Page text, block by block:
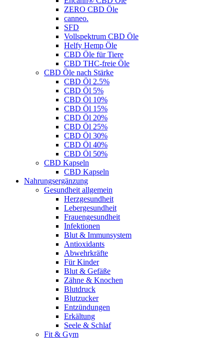
ZERO CBD Öle
canneo.
SFD
Vollspektrum CBD Öle
Helfy Hemp Öle
CBD Öle für Tiere
CBD THC-freie Öle
CBD Öle nach Stärke
CBD Öl 2.5%
CBD Öl 5%
CBD Öl 10%
CBD Öl 15%
CBD Öl 20%
CBD Öl 25%
CBD Öl 30%
CBD Öl 40%
CBD Öl 50%
CBD Kapseln
CBD Kapseln
Nahrungsergänzung
Gesundheit allgemein
Herzgesundheit
Lebergesundheit
Frauengesundheit
Infektionen
Blut & Immunsystem
Antioxidants
Abwehrkräfte
Für Kinder
Blut & Gefäße
Zähne & Knochen
Blutdruck
Blutzucker
Entzündungen
Erkältung
Seele & Schlaf
Fit & Gym